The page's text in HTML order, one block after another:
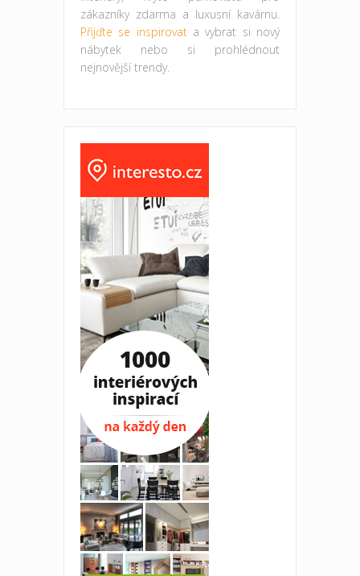
zákazníky zdarma a luxusní kavárnu.
Přijďte se inspirovata vybrat si nový
nábytek nebo si prohlédnout
nejnovější trendy.